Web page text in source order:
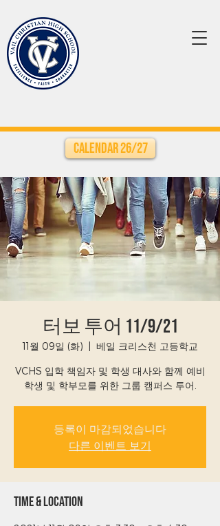
Calendar 26/27
터보 투어 11/9/21
11월 09일 (화) 베일 크리스천 고등학교
VCHS 입학 책임자 및 학생 대사와 함께 예비
학생 및 학부모를 위한 그룹 캠퍼스 투어.
등록이 마감되었습니다
다른 이벤트 보기
Time & Location